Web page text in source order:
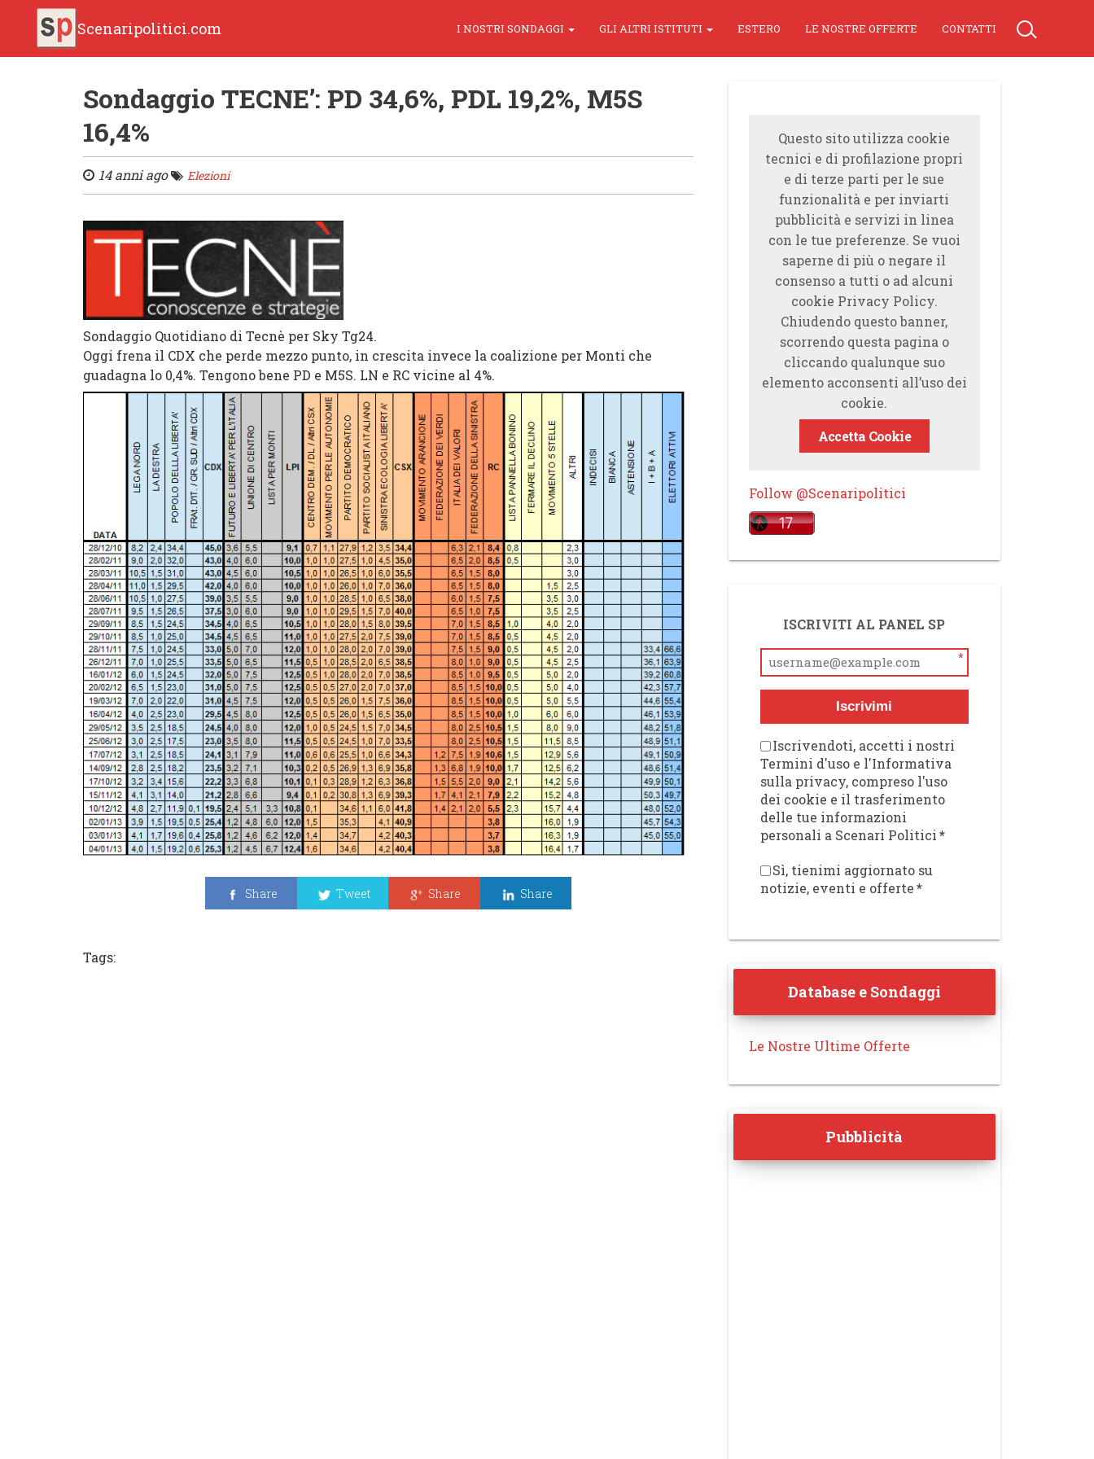
Scenaripolitici.com I NOSTRI SONDAGGI GLI ALTRI ISTITUTI ESTERO LE NOSTRE OFFERTE CONTATTI
Sondaggio TECNE’: PD 34,6%, PDL 19,2%, M5S
16,4%
14 anni ago Elezioni
Sondaggio Quotidiano di Tecnè per Sky Tg24.
Oggi frena il CDX che perde mezzo punto, in crescita invece la coalizione per Monti che
guadagna lo 0,4%. Tengono bene PD e M5S. LN e RC vicine al 4%.
Share Tweet Share Share
Tags:
Questo sito utilizza cookie
tecnici e di profilazione propri
e di terze parti per le sue
funzionalità e per inviarti
pubblicità e servizi in linea
con le tue preferenze. Se vuoi
saperne di più o negare il
consenso a tutti o ad alcuni
cookie Privacy Policy.
Chiudendo questo banner,
scorrendo questa pagina o
cliccando qualunque suo
elemento acconsenti all’uso dei
cookie.
Accetta Cookie
Follow @Scenaripolitici
ISCRIVITI AL PANEL SP
*
Iscrivimi
Iscrivendoti, accetti i nostri
Termini d'uso e l'Informativa
sulla privacy, compreso l'uso
dei cookie e il trasferimento
delle tue informazioni
personali a Scenari Politici*
Sì, tienimi aggiornato su
notizie, eventi e offerte*
Database e Sondaggi
Le Nostre Ultime Offerte
Pubblicità